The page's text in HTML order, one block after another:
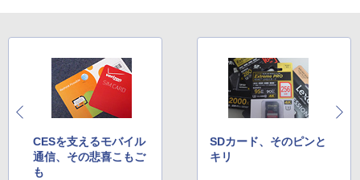
HUNTER×HUNTER モノクロ版 39 (ジャンプ
コミックスDIGITAL)
￥572
CESを支えるモバイル
通信、その悲喜こもご
も
SDカード、そのピンと
キリ